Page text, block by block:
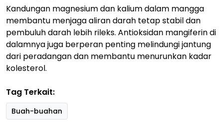
Kandungan magnesium dan kalium dalam mangga
membantu menjaga aliran darah tetap stabil dan
pembuluh darah lebih rileks. Antioksidan mangiferin di
dalamnya juga berperan penting melindungi jantung
dari peradangan dan membantu menurunkan kadar
kolesterol.
Tag Terkait:
Buah-buahan